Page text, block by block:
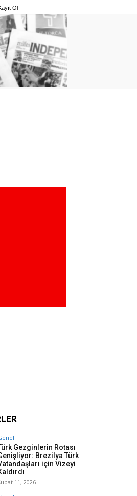
Ol
Gezginlerin Rotası
Brezilya Türk
için Vizeyi
11, 2026